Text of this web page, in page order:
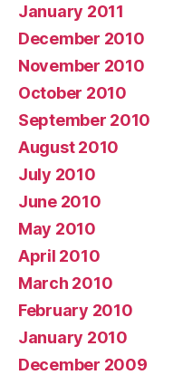
January 2011
December 2010
November 2010
October 2010
September 2010
August 2010
July 2010
June 2010
May 2010
April 2010
March 2010
February 2010
January 2010
December 2009